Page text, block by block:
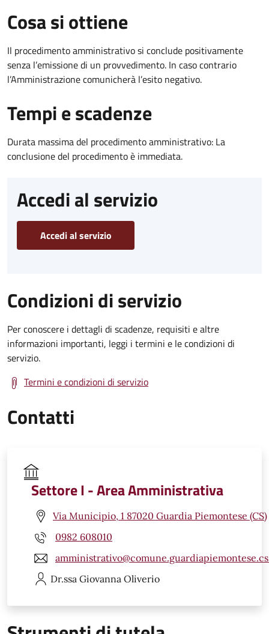
Cosa si ottiene
Il procedimento amministrativo si conclude positivamente
senza l’emissione di un provvedimento. In caso contrario
l’Amministrazione comunicherà l’esito negativo.
Tempi e scadenze
Durata massima del procedimento amministrativo: La
conclusione del procedimento è immediata.
Accedi al servizio
Accedi al servizio
Condizioni di servizio
Per conoscere i dettagli di scadenze, requisiti e altre
informazioni importanti, leggi i termini e le condizioni di
servizio.
Termini e condizioni di servizio
Contatti
Settore I - Area Amministrativa
Via Municipio, 1 87020 Guardia Piemontese (CS)
0982 608010
Dr.ssa Giovanna Oliverio